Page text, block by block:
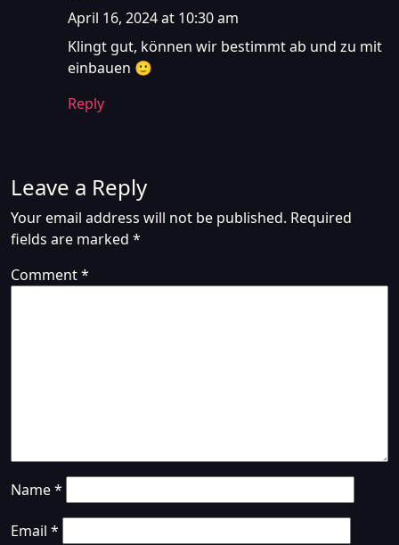
April 16, 2024 at 10:30 am
Klingt gut, können wir bestimmt ab und zu mit
einbauen 🙂
Reply
Leave a Reply
Your email address will not be published. Required
fields are marked *
Comment*
Name*
Email *